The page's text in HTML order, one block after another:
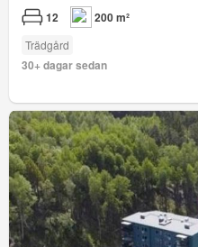
12 200 m²
Trädgård
30+ dagar sedan